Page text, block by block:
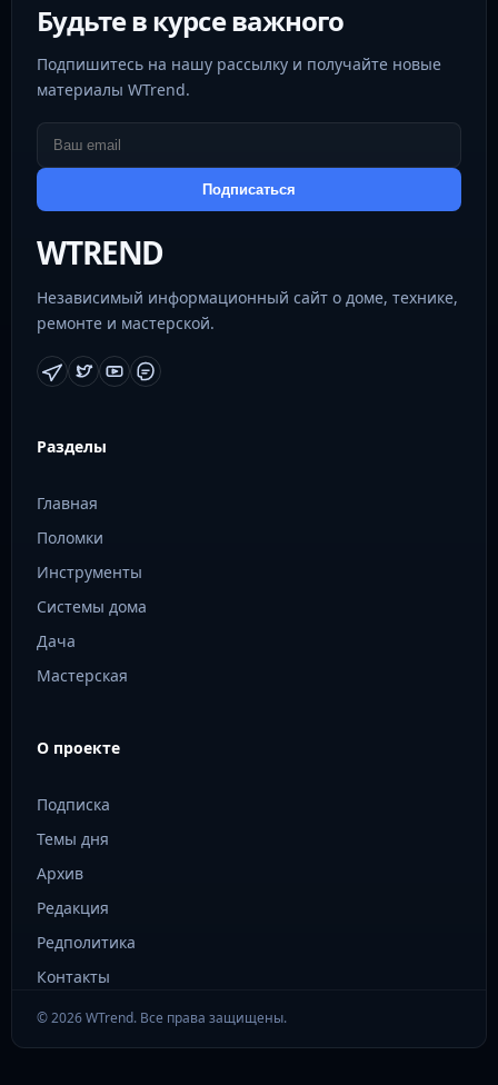
Будьте в курсе важного
Подпишитесь на нашу рассылку и получайте новые
материалы WTrend.
Подписаться
WTREND
Независимый информационный сайт о доме, технике,
ремонте и мастерской.
Разделы
Главная
Поломки
Инструменты
Системы дома
Дача
Мастерская
О проекте
Подписка
Темы дня
Архив
Редакция
Редполитика
Контакты
© 2026 WTrend. Все права защищены.